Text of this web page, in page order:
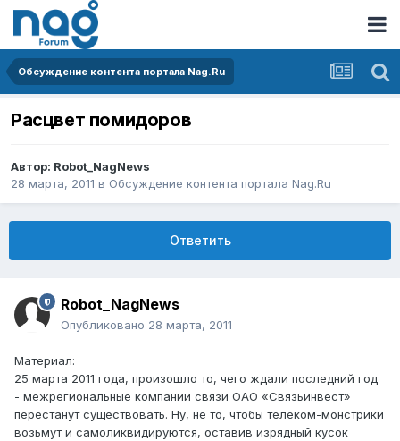
Обсуждение контента портала Nag.Ru
Расцвет помидоров
Автор: Robot_NagNews
28 марта, 2011 в Обсуждение контента портала Nag.Ru
Ответить
Robot_NagNews
Опубликовано 28 марта, 2011
Материал:
25 марта 2011 года, произошло то, чего ждали последний год
- межрегиональные компании связи ОАО «Связьинвест»
перестанут существовать. Ну, не то, чтобы телеком-монстрики
возьмут и самоликвидируются, оставив изрядный кусок